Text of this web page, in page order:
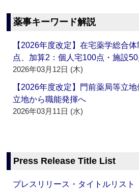
薬事キーワード解説
【2026年度改定】在宅薬学総合
点、加算2：個人宅100点・施設
2026年03月12日 (木)
【2026年度改定】門前薬局等立
立地から職能発揮へ
2026年03月11日 (水)
Press Release Title List
プレスリリース・タイトルリス